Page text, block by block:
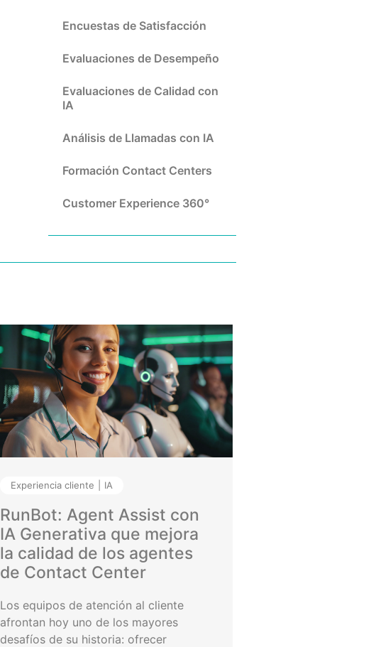
Encuestas de Satisfacción
Evaluaciones de Desempeño
Evaluaciones de Calidad con
IA
Análisis de Llamadas con IA
Formación Contact Centers
Customer Experience 360°
Experiencia cliente IA
RunBot: Agent Assist con
IA Generativa que mejora
la calidad de los agentes
de Contact Center
Los equipos de atención al cliente
afrontan hoy uno de los mayores
desafíos de su historia: ofrecer